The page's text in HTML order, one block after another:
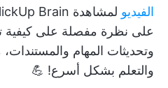
الفيديو
على نظرة مفصلة على كيفية
وتحديثات المهام
والتعلم بشكل أسرع! 💪